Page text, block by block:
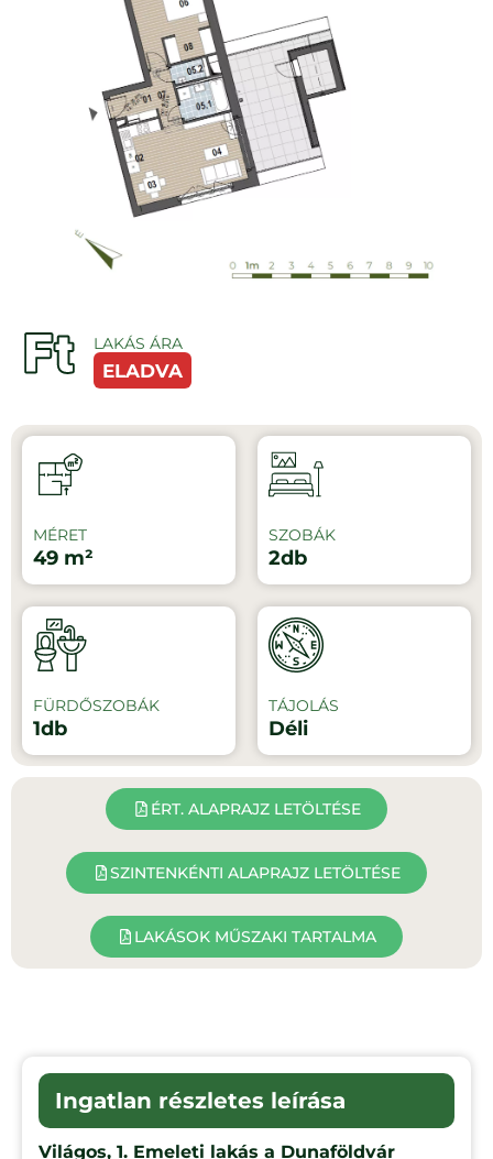
LAKÁS ÁRA
ELADVA
MÉRET
49 m²
SZOBÁK
2db
FÜRDŐSZOBÁK
1db
TÁJOLÁS
Déli
ÉRT. ALAPRAJZ LETÖLTÉSE
SZINTENKÉNTI ALAPRAJZ LETÖLTÉSE
LAKÁSOK MŰSZAKI TARTALMA
Ingatlan részletes leírása
Világos, 1. Emeleti lakás a Dunaföldvár